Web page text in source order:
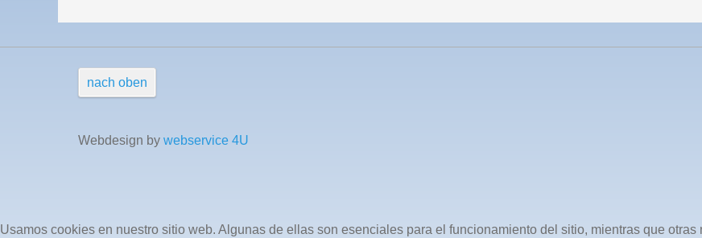
nach oben
Webdesign by webservice 4U
Usamos cookies en nuestro sitio web. Algunas de ellas son esenciales para el funcionamiento del sitio, mientras que